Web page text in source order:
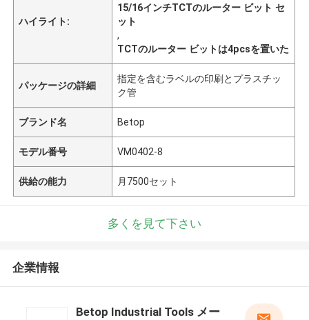
ハイライト:
15/16インチTCTのルーター ビット セ
ット
,
TCTのルーター ビットは4pcsを置いた
パッケージの詳細
指定を含むラベルの印刷とプラスチッ
ク管
ブランド名 Betop
モデル番号 VM0402-8
供給の能力 月7500セット
多くを見て下さい
企業情報
Betop Industrial Tools メー